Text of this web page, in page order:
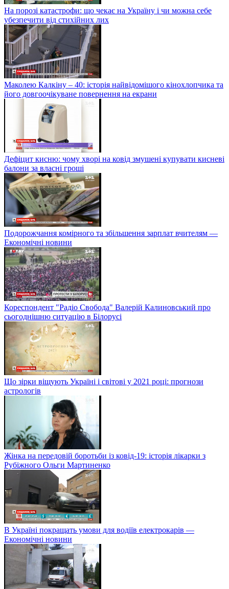
На порозі катастрофи: що чекає на Україну і чи можна себе
убезпечити від стихійних лих
Маколею Калкіну – 40: історія найвідомішого кінохлопчика та
його довгоочікуване повернення на екрани
Дефіцит кисню: чому хворі на ковід змушені купувати кисневі
балони за власні гроші
Подорожчання комірного та збільшення зарплат вчителям —
Економічні новини
Кореспондент "Радіо Свобода" Валерій Калиновський про
сьогоднішню ситуацію в Білорусі
Що зірки віщують Україні і світові у 2021 році: прогнози
астрологів
Жінка на передовій боротьби із ковід-19: історія лікарки з
Рубіжного Ольги Мартиненко
В Україні покращать умови для водіїв електрокарів —
Економічні новини